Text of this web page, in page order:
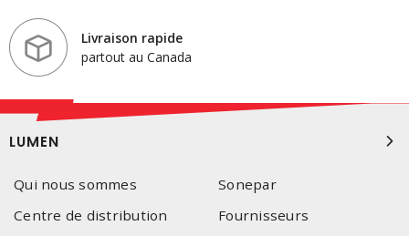
Livraison rapide
partout au Canada
LUMEN
Qui nous sommes
Sonepar
Centre de distribution
Fournisseurs